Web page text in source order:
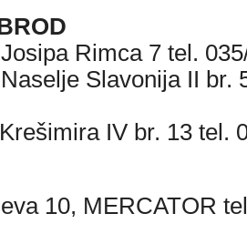
Rimca 7 tel.
Slavonija II br.
IV br. 13 tel.
10, MERCATOR